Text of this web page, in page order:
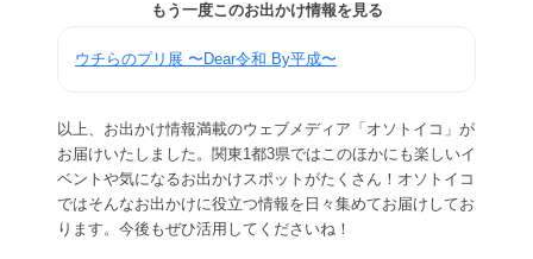
もう一度このお出かけ情報を見る
ウチらのプリ展 〜Dear令和 By平成〜
以上、お出かけ情報満載のウェブメディア「オソトイコ」が
お届けいたしました。関東1都3県ではこのほかにも楽しいイ
ベントや気になるお出かけスポットがたくさん！オソトイコ
ではそんなお出かけに役立つ情報を日々集めてお届けしてお
ります。今後もぜひ活用してくださいね！